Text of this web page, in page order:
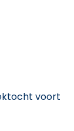
voort